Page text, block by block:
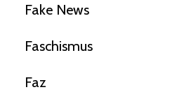
Fake News
Faschismus
Faz